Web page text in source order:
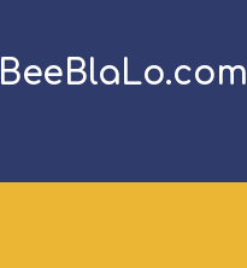
BeeBlaLo.com